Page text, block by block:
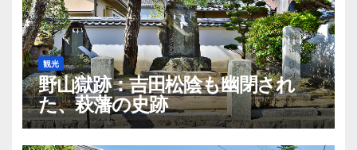
観光
野山獄跡：吉田松陰も幽閉され
た、萩藩の史跡